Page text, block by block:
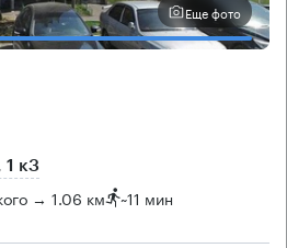
Еще фото
к3
→ 1.06 км ~11 мин